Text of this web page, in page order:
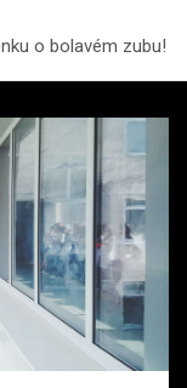
o bolavém zubu!